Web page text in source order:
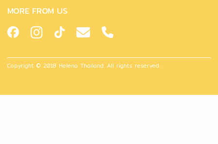
MORE FROM US
Copyright © 2018 Helena Thailand. All rights reserved.